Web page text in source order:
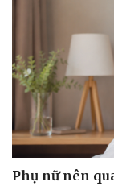
Phụ nữ nên